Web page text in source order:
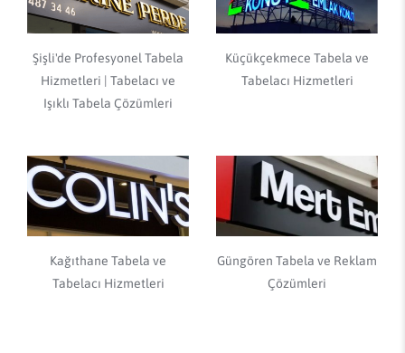
Şişli'de Profesyonel Tabela
Hizmetleri | Tabelacı ve
Işıklı Tabela Çözümleri
Küçükçekmece Tabela ve
Tabelacı Hizmetleri
Kağıthane Tabela ve
Tabelacı Hizmetleri
Güngören Tabela ve Reklam
Çözümleri